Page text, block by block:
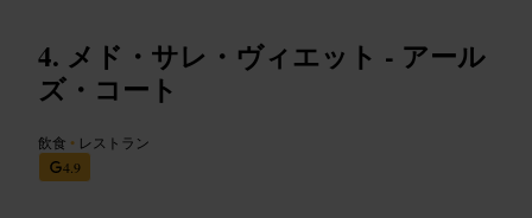
メド・サレ・ヴィエット - アール
ズ・コート
飲食 • レストラン
4.9